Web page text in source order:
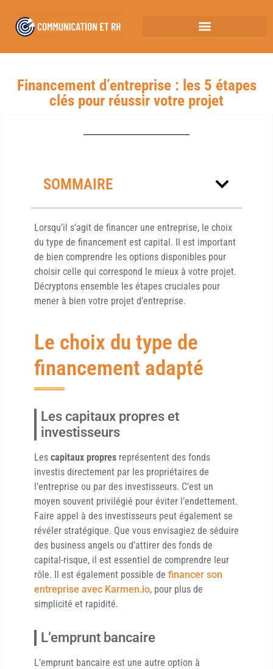
Financement d’entreprise : les 5 étapes
clés pour réussir votre projet
SOMMAIRE
Lorsqu’il s’agit de financer une entreprise, le choix
du type de financement est capital. Il est important
de bien comprendre les options disponibles pour
choisir celle qui correspond le mieux à votre projet.
Décryptons ensemble les étapes cruciales pour
mener à bien votre projet d’entreprise.
Le choix du type de
financement adapté
Les capitaux propres et
investisseurs
Les capitaux propres représentent des fonds
investis directement par les propriétaires de
l’entreprise ou par des investisseurs. C’est un
moyen souvent privilégié pour éviter l’endettement.
Faire appel à des investisseurs peut également se
révéler stratégique. Que vous envisagiez de séduire
des business angels ou d’attirer des fonds de
capital-risque, il est essentiel de comprendre leur
rôle. Il est également possible de financer son
entreprise avec Karmen.io, pour plus de
simplicité et rapidité.
L’emprunt bancaire
L’emprunt bancaire est une autre option à